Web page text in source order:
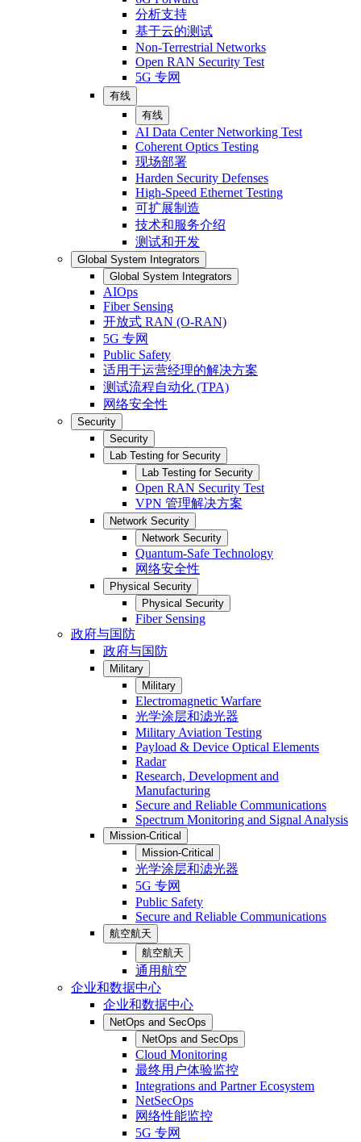
分析支持
基于云的测试
Non-Terrestrial Networks
Open RAN Security Test
5G 专网
有线
有线
AI Data Center Networking Test
Coherent Optics Testing
现场部署
Harden Security Defenses
High-Speed Ethernet Testing
可扩展制造
技术和服务介绍
测试和开发
Global System Integrators
Global System Integrators
AIOps
Fiber Sensing
开放式 RAN (O-RAN)
5G 专网
Public Safety
适用于运营经理的解决方案
测试流程自动化 (TPA)
网络安全性
Security
Security
Lab Testing for Security
Lab Testing for Security
Open RAN Security Test
VPN 管理解决方案
Network Security
Network Security
Quantum-Safe Technology
网络安全性
Physical Security
Physical Security
Fiber Sensing
政府与国防
政府与国防
Military
Military
Electromagnetic Warfare
光学涂层和滤光器
Military Aviation Testing
Payload & Device Optical Elements
Radar
Research, Development and
Manufacturing
Secure and Reliable Communications
Spectrum Monitoring and Signal Analysis
Mission-Critical
Mission-Critical
光学涂层和滤光器
5G 专网
Public Safety
Secure and Reliable Communications
航空航天
航空航天
通用航空
企业和数据中心
企业和数据中心
NetOps and SecOps
NetOps and SecOps
Cloud Monitoring
最终用户体验监控
Integrations and Partner Ecosystem
NetSecOps
网络性能监控
5G 专网